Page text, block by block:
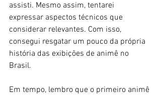
assisti. Mesmo assim, tentarei
expressar aspectos técnicos que
considerar relevantes. Com isso,
consegui resgatar um pouco da própria
história das exibições de animê no
Brasil.
Em tempo, lembro que o primeiro animê